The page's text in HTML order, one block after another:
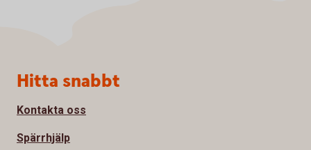
Sidfot
Hitta snabbt
Kontakta oss
Spärrhjälp